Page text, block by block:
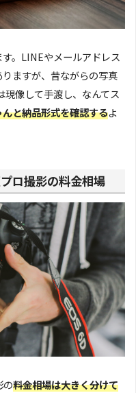
す。LINEやメールアドレス
ますが、昔ながらの写真
像して手渡し、なんてス
と納品形式を確認するよ
ロ撮影の料金相場
の料金相場は大きく分けて